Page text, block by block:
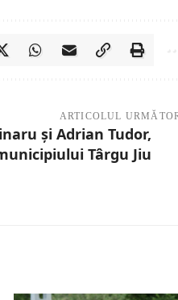
ARTICOLUL
și Adrian Tudor,
Târgu Jiu